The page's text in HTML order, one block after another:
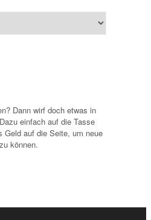
Dann wirf doch etwas in
einfach auf die Tasse
Geld auf die Seite, um neue
können.